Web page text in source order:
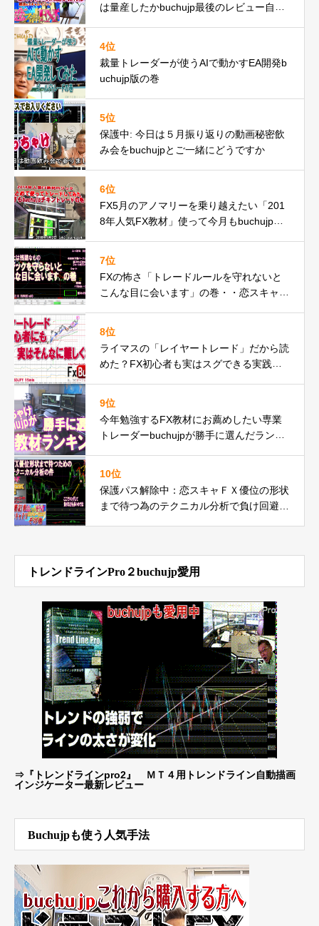
は量産したかbuchujp最後のレビュー自分
4位
裁量トレーダーが使うAIで動かすEA開発b
uchujp版の巻
5位
保護中: 今日は５月振り返りの動画秘密飲
み会をbuchujpとご一緒にどうですか
6位
FX5月のアノマリーを乗り越えたい「201
8年人気FX教材」使って今月もbuchujpチ
7位
FXの怖さ「トレードルールを守れないと
こんな目に会います」の巻・・恋スキャF
8位
ライマスの「レイヤートレード」だから読
めた？FX初心者も実はスグできる実践動
9位
今年勉強するFX教材にお薦めしたい専業
トレーダーbuchujpが勝手に選んだランキ
10位
保護パス解除中：恋スキャＦＸ優位の形状
まで待つ為のテクニカル分析で負け回避で
トレンドラインPro２buchujp愛用
⇒ 『トレンドラインpro2』 ＭＴ４用トレンドライン自動描画
インジケーター最新レビュー
Buchujpも使う人気手法